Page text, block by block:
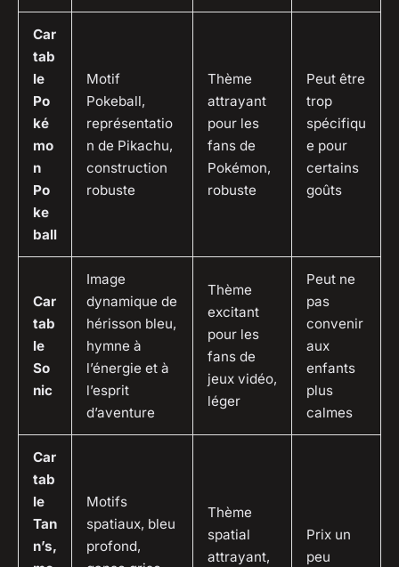
Car
tab
le
Po
ké
mo
n
Po
ke
ball
Motif
Pokeball,
représentatio
n de Pikachu,
construction
robuste
Thème
attrayant
pour les
fans de
Pokémon,
robuste
Peut être
trop
spécifiqu
e pour
certains
goûts
Car
tab
le
So
nic
Image
dynamique de
hérisson bleu,
hymne à
l’énergie et à
l’esprit
d’aventure
Thème
excitant
pour les
fans de
jeux vidéo,
léger
Peut ne
pas
convenir
aux
enfants
plus
calmes
Car
tab
le
Tan
n’s,
Motifs
spatiaux, bleu
profond,
Thème
spatial
attrayant,
Prix un
peu